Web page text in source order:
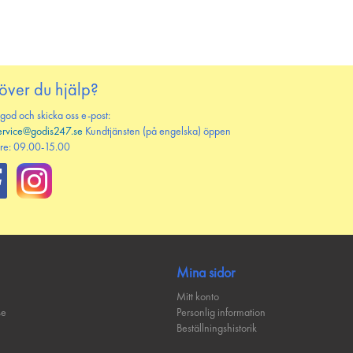
du hjälp?
och skicka oss e-post:
Kundtjänsten (på engelska) öppen
09.00-15.00
Mina sidor
Mitt konto
Personlig information
Beställningshistorik